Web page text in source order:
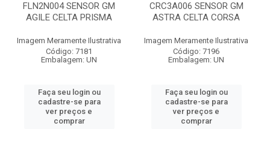
FLN2N004 SENSOR GM
AGILE CELTA PRISMA
Imagem Meramente Ilustrativa
Código: 7181
Embalagem: UN
Faça seu login ou
cadastre-se para
ver preços e
comprar
CRC3A006 SENSOR GM
ASTRA CELTA CORSA
Imagem Meramente Ilustrativa
Código: 7196
Embalagem: UN
Faça seu login ou
cadastre-se para
ver preços e
comprar